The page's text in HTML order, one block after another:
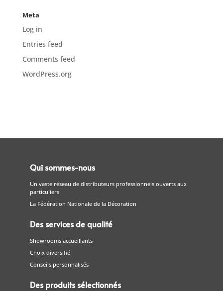
Meta
Log in
Entries feed
Comments feed
WordPress.org
Qui sommes-nous
Un vaste réseau de distributeurs professionnels ouverts aux
particuliers
La Fédération Nationale de la Décoration
Des services de qualité
Showrooms accueillants
Choix diversifié
Conseils personnalisés
Des produits sélectionnés